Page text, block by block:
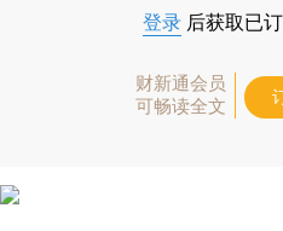
登录 后获取已
财新通会员
可畅读全文